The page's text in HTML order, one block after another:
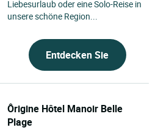
Liebesurlaub oder eine Solo-Reise in
unsere schöne Region...
Entdecken Sie
Ôrigine Hôtel Manoir Belle
Plage